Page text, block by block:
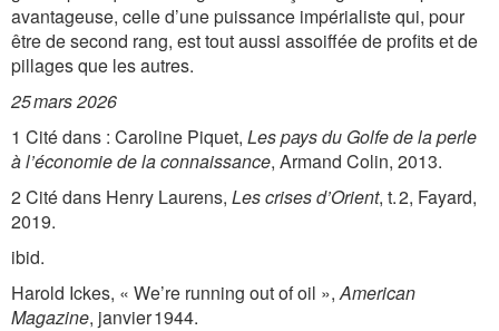
avantageuse, celle d’une puissance impérialiste qui, pour
être de second rang, est tout aussi assoiffée de profits et de
pillages que les autres.
25 mars 2026
1 Cité dans : Caroline Piquet, Les pays du Golfe de la perle
à l’économie de la connaissance, Armand Colin, 2013.
2 Cité dans Henry Laurens, Les crises d’Orient, t. 2, Fayard,
2019.
ibid.
Harold Ickes, « We’re running out of oil »,American
Magazine, janvier 1944.